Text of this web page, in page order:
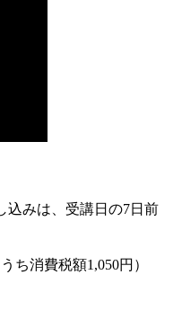
込みは、受講日の7日前
ち消費税額1,050円）